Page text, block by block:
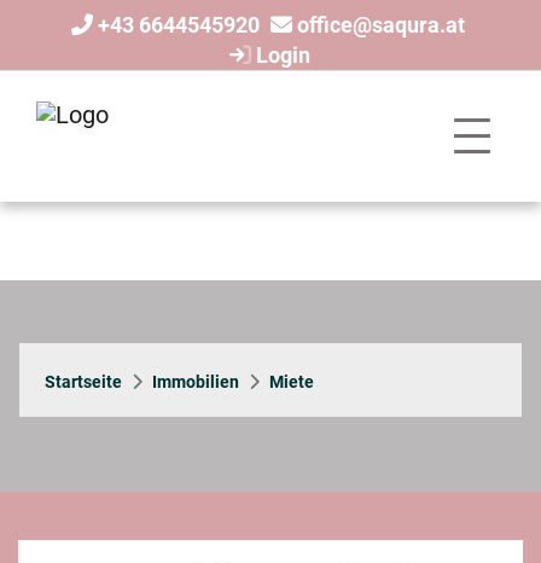
+43 6644545920
office@saqura.at
Login
Startseite Immobilien Miete